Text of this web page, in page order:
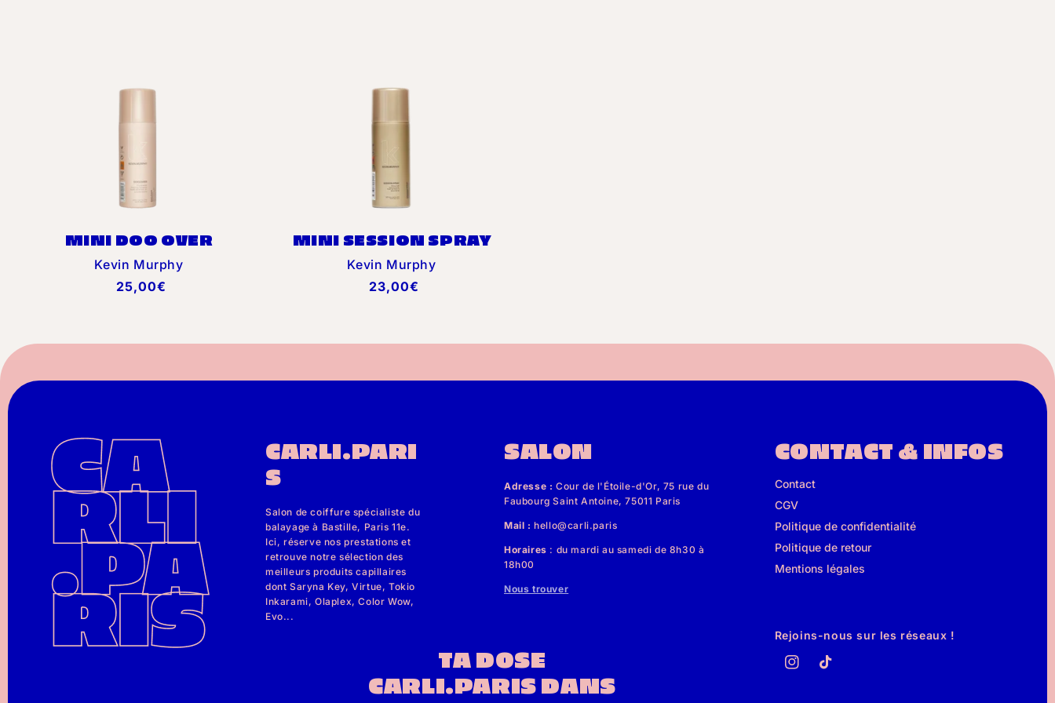
MINI DOO OVER
Distributeur :
Kevin Murphy
Prix
25,00€
MINI SESSION SPRAY
Distributeur :
Kevin Murphy
Prix
23,00€
CARLI.PARI
S
Salon de coiffure spécialiste du
balayage à Bastille, Paris 11e.
Ici, réserve nos prestations et
retrouve notre sélection des
meilleurs produits capillaires
dont Saryna Key, Virtue, Tokio
Inkarami, Olaplex, Color Wow,
Evo...
SALON
Adresse : Cour de l'Étoile-d'Or, 75 rue du
Faubourg Saint Antoine, 75011 Paris
Mail :hello@carli.paris
Horaires : du mardi au samedi de 8h30 à
18h00
Nous trouver
TA DOSE
CARLI.PARIS DANS
CONTACT & INFOS
Contact
CGV
Politique de confidentialité
Politique de retour
Mentions légales
Rejoins-nous sur les réseaux !
InstagramTikTok